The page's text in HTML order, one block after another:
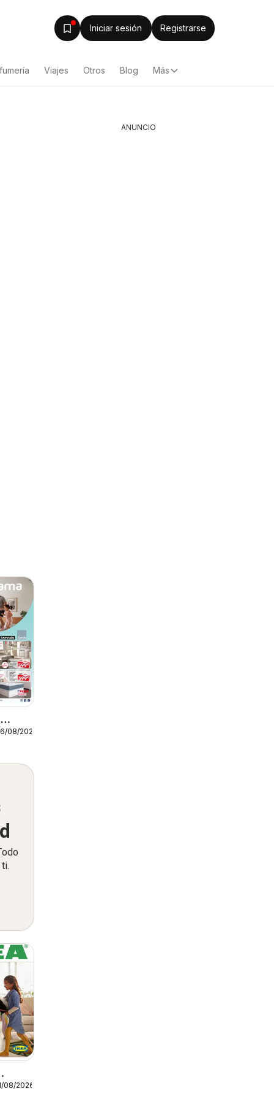
Iniciar sesión Registrarse
Viajes Otros Blog Más
08/2026
08/2026
ANUNCIO